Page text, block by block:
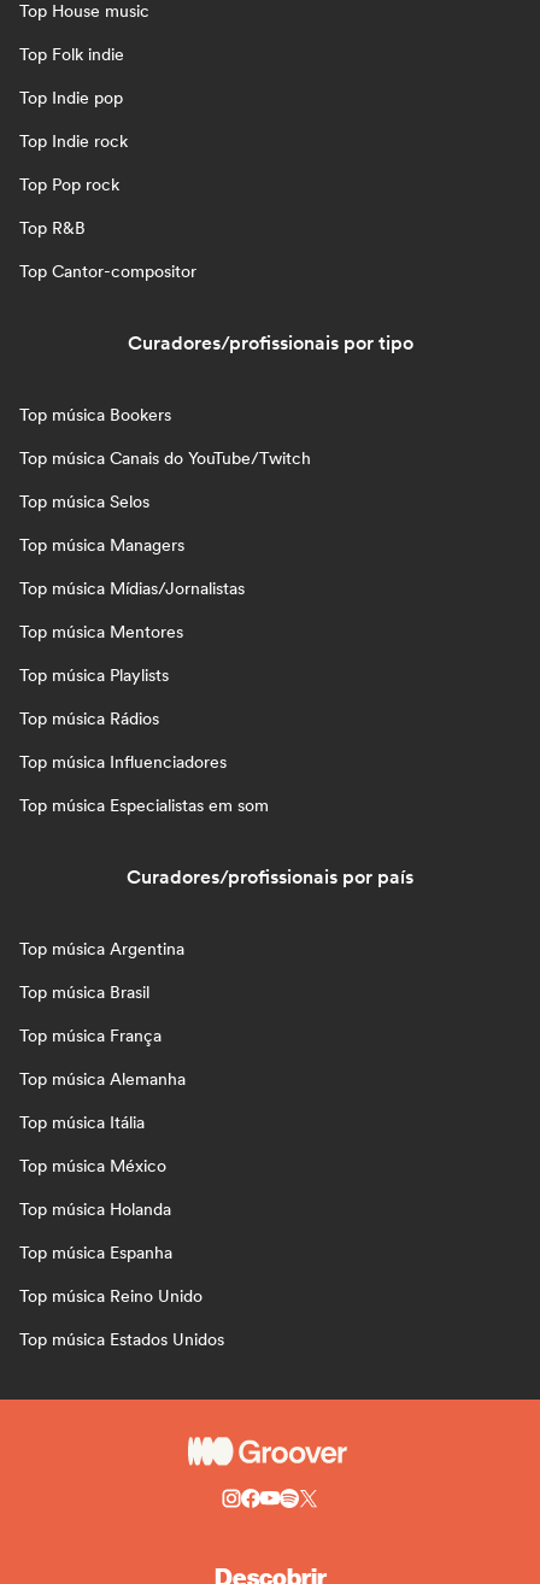
Top House music
Top Folk indie
Top Indie pop
Top Indie rock
Top Pop rock
Top R&B
Top Cantor-compositor
Curadores/profissionais por tipo
Top música Bookers
Top música Canais do YouTube/Twitch
Top música Selos
Top música Managers
Top música Mídias/Jornalistas
Top música Mentores
Top música Playlists
Top música Rádios
Top música Influenciadores
Top música Especialistas em som
Curadores/profissionais por país
Top música Argentina
Top música Brasil
Top música França
Top música Alemanha
Top música Itália
Top música México
Top música Holanda
Top música Espanha
Top música Reino Unido
Top música Estados Unidos
Descobrir